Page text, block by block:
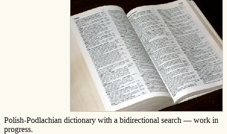
Polish-Podlachian dictionary with a bidirectional search — work in
progress.